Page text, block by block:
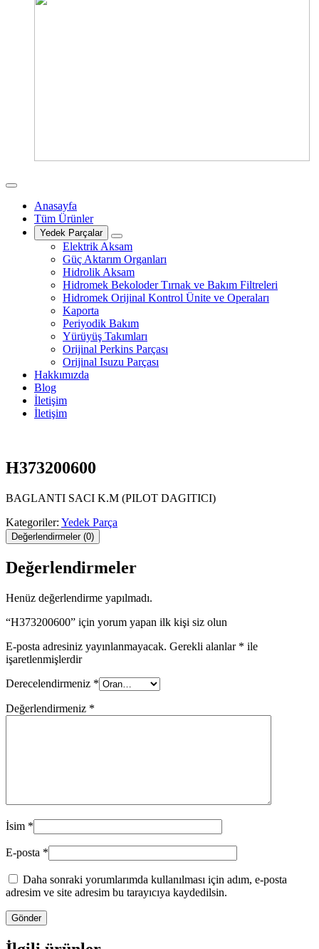
Anasayfa
Tüm Ürünler
Yedek Parçalar
Elektrik Aksam
Güç Aktarım Organları
Hidrolik Aksam
Hidromek Bekoloder Tırnak ve Bakım Filtreleri
Hidromek Orijinal Kontrol Ünite ve Operaları
Kaporta
Periyodik Bakım
Yürüyüş Takımları
Orijinal Perkins Parçası
Orijinal Isuzu Parçası
Hakkımızda
Blog
İletişim
İletişim
H373200600
BAGLANTI SACI K.M (PILOT DAGITICI)
Kategoriler: Yedek Parça
Değerlendirmeler (0)
Değerlendirmeler
Henüz değerlendirme yapılmadı.
“H373200600” için yorum yapan ilk kişi siz olun
E-posta adresiniz yayınlanmayacak. Gerekli alanlar * ile
işaretlenmişlerdir
Derecelendirmeniz *
Değerlendirmeniz *
İsim *
E-posta *
Daha sonraki yorumlarımda kullanılması için adım, e-posta
adresim ve site adresim bu tarayıcıya kaydedilsin.